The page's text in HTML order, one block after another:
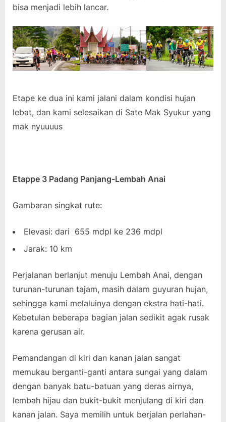
bisa menjadi lebih lancar.
Etape ke dua ini kami jalani dalam kondisi hujan
lebat, dan kami selesaikan di Sate Mak Syukur yang
mak nyuuuus
Etappe 3 Padang Panjang-Lembah Anai
Gambaran singkat rute:
Elevasi: dari 655 mdpl ke 236 mdpl
Jarak: 10 km
Perjalanan berlanjut menuju Lembah Anai, dengan
turunan-turunan tajam, masih dalam guyuran hujan,
sehingga kami melaluinya dengan ekstra hati-hati.
Kebetulan beberapa bagian jalan sedikit agak rusak
karena gerusan air.
Pemandangan di kiri dan kanan jalan sangat
memukau berganti-ganti antara sungai yang dalam
dengan banyak batu-batuan yang deras airnya,
lembah hijau dan bukit-bukit menjulang di kiri dan
kanan jalan. Saya memilih untuk berjalan perlahan-